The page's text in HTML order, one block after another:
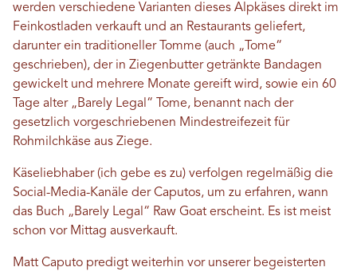
werden verschiedene Varianten dieses Alpkäses direkt im
Feinkostladen verkauft und an Restaurants geliefert,
darunter ein traditioneller Tomme (auch „Tome“
geschrieben), der in Ziegenbutter getränkte Bandagen
gewickelt und mehrere Monate gereift wird, sowie ein 60
Tage alter „Barely Legal“ Tome, benannt nach der
gesetzlich vorgeschriebenen Mindestreifezeit für
Rohmilchkäse aus Ziege.
Käseliebhaber (ich gebe es zu) verfolgen regelmäßig die
Social-Media-Kanäle der Caputos, um zu erfahren, wann
das Buch „Barely Legal“ Raw Goat erscheint. Es ist meist
schon vor Mittag ausverkauft.
Matt Caputo predigt weiterhin vor unserer begeisterten